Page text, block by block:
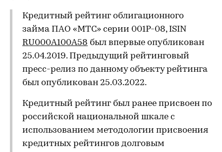
Кредитный рейтинг облигационного
займа ПАО «МТС» серии 001P-08, ISIN
RU000A100A58 был впервые опубликован
25.04.2019. Предыдущий рейтинговый
пресс-релиз по данному объекту рейтинга
был опубликован 25.03.2022.
Кредитный рейтинг был ранее присвоен по
российской национальной шкале с
использованием методологии присвоения
кредитных рейтингов долговым